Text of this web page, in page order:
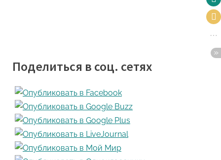
Поделиться в соц. сетях